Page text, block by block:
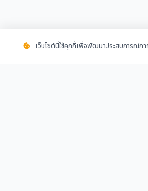
เว็บไซต์นี้ใช้คุกกี้เพื่อพัฒนาประสบการณ์กา